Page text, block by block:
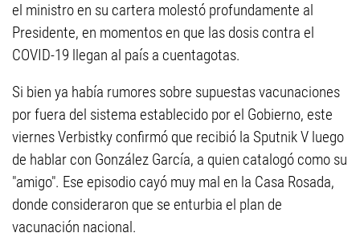
el ministro en su cartera molestó profundamente al
Presidente, en momentos en que las dosis contra el
COVID-19 llegan al país a cuentagotas.
Si bien ya había rumores sobre supuestas vacunaciones
por fuera del sistema establecido por el Gobierno, este
viernes Verbistky confirmó que recibió la Sputnik V luego
de hablar con González García, a quien catalogó como su
"amigo". Ese episodio cayó muy mal en la Casa Rosada,
donde consideraron que se enturbia el plan de
vacunación nacional.